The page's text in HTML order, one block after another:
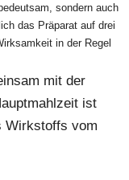
sondern auch
das Präparat auf drei
in der Regel
mit der
ist
Wirkstoffs vom